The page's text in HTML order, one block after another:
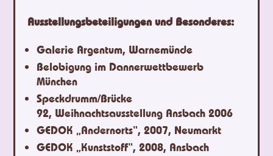
Ausstellungsbeteiligungen und Besonderes:
Galerie Argentum, Warnemünde
Belobigung im Dannerwettbewerb
München
Speckdrumm/Brücke
92, Weihnachtsausstellung Ansbach 2006
GEDOK „Andernorts“, 2007, Neumarkt
GEDOK „Kunststoff“, 2008, Ansbach